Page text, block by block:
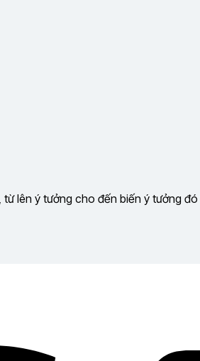
lên ý tưởng cho đến biến ý tưởng